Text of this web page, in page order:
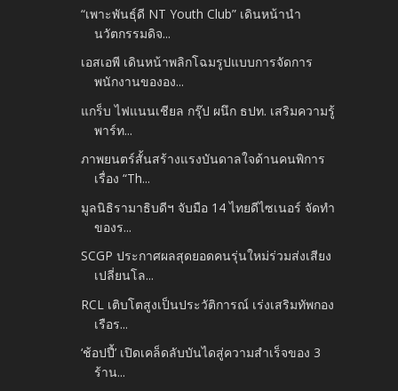
“เพาะพันธุ์ดี NT Youth Club” เดินหน้านำ
นวัตกรรมดิจ...
เอสเอพี เดินหน้าพลิกโฉมรูปแบบการจัดการ
พนักงานขององ...
แกร็บ ไฟแนนเชียล กรุ๊ป ผนึก ธปท. เสริมความรู้
พาร์ท...
ภาพยนตร์สั้นสร้างแรงบันดาลใจด้านคนพิการ
เรื่อง “Th...
มูลนิธิรามาธิบดีฯ จับมือ 14 ไทยดีไซเนอร์ จัดทำ
ของร...
SCGP ประกาศผลสุดยอดคนรุ่นใหม่ร่วมส่งเสียง
เปลี่ยนโล...
RCL เติบโตสูงเป็นประวัติการณ์ เร่งเสริมทัพกอง
เรือร...
‘ช้อปปี้’ เปิดเคล็ดลับบันไดสู่ความสำเร็จของ 3
ร้าน...